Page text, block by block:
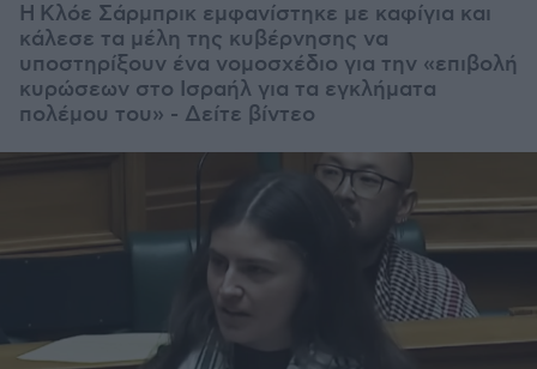
Η Κλόε Σάρμπρικ εμφανίστηκε με καφίγια και
κάλεσε τα μέλη της κυβέρνησης να
υποστηρίξουν ένα νομοσχέδιο για την «επιβολή
κυρώσεων στο Ισραήλ για τα εγκλήματα
πολέμου του» - Δείτε βίντεο